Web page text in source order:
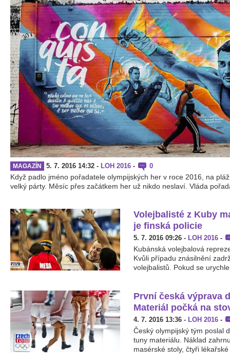
MAGAZÍN 5. 7. 2016 14:32 - LOH 2016 - 0
Když padlo jméno pořadatele olympijských her v roce 2016, na
velký párty. Měsíc přes začátkem her už nikdo neslaví. Vláda
Volejbalisté z Kuby
je finská policie
5. 7. 2016 09:26 - LOH 2016 -
Kubánská volejbalová
Kvůli případu znásilnění
volejbalistů. Pokud se
První česká výprava
Materiál počká na
4. 7. 2016 13:36 - LOH 2016 -
Český olympijský tým poslal
tuny materiálu. Náklad
masérské stoly, čtyři